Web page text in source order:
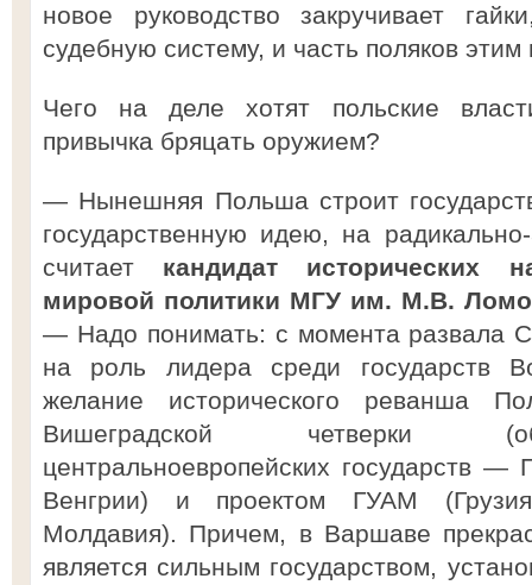
новое руководство закручивает
судебную систему, и часть поляков
Чего на деле хотят польские
привычка бряцать оружием?
— Нынешняя Польша строит
государственную идею, на
считает кандидат исторических
мировой политики МГУ им. М.В.
— Надо понимать: с момента развала
на роль лидера среди государств
желание исторического реванша
Вишеградской четверки
центральноевропейских государств
Венгрии) и проектом ГУАМ
Молдавия). Причем, в Варшаве
является сильным государством,